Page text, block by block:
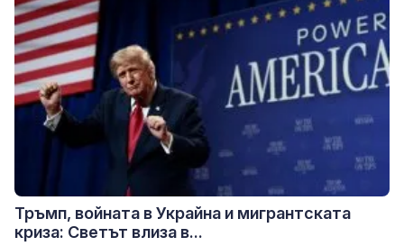
Тръмп, войната в Украйна и мигрантската
криза: Светът влиза в...